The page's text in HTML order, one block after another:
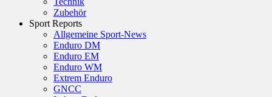
Zubehör
Sport Reports
Allgemeine Sport-News
Enduro DM
Enduro EM
Enduro WM
Extrem Enduro
GNCC